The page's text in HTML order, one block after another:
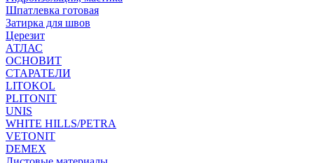
Шпатлевка готовая
Затирка для швов
Церезит
АТЛАС
ОСНОВИТ
СТАРАТЕЛИ
LITOKOL
PLITONIT
UNIS
WHITE HILLS/PETRA
VETONIT
DEMEX